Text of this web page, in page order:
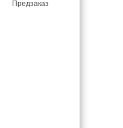
Предзаказ